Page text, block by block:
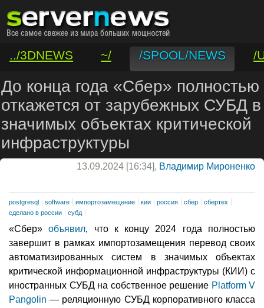
../3DNEWS ~/ /SPOOL/NEWS
/
/VAR/CONTACT
До конца года «Сбер» полностью
откажется от зарубежных СУБД в
значимых объектах критической
инфраструктуры
13.09.2024 [16:34], Владимир Мироненко
postgresql software импортозамещение кии россия сбер
сбертех
сделано в россии
субд
«Сбер»объявил, что к концу 2024 года полностью
завершит в рамках импортозамещения перевод своих
автоматизированных систем в значимых объектах
критической информационной инфраструктуры (КИИ) с
иностранных СУБД на собственное решение Platform V
Pangolin — реляционную СУБД корпоративного класса